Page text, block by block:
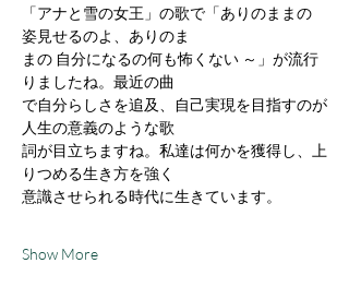
「アナと雪の女王」の歌で「ありのままの
姿見せるのよ、ありのま
まの 自分になるの何も怖くない ～」が流行
りましたね。最近の曲
で自分らしさを追及、自己実現を目指すのが
人生の意義のような歌
詞が目立ちますね。私達は何かを獲得し、上
りつめる生き方を強く
意識させられる時代に生きています。
Show More